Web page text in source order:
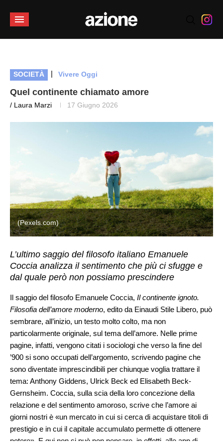
SOCIETÀ | Vivere Oggi
Quel continente chiamato amore
/ Laura Marzi 17 Giugno 2026
(Pexels.com)
L’ultimo saggio del filosofo italiano Emanuele
Coccia analizza il sentimento che più ci sfugge e
dal quale però non possiamo prescindere
Il saggio del filosofo Emanuele Coccia, Il continente ignoto.
Filosofia dell’amore moderno, edito da Einaudi Stile Libero, può
sembrare, all’inizio, un testo molto colto, ma non
particolarmente originale, sul tema dell’amore. Nelle prime
pagine, infatti, vengono citati i sociologi che verso la fine del
’900 si sono occupati dell’argomento, scrivendo pagine che
sono diventate imprescindibili per chiunque voglia trattare il
tema: Anthony Giddens, Ulrick Beck ed Elisabeth Beck-
Gernsheim. Coccia, sulla scia della loro concezione della
relazione e del sentimento amoroso, scrive che l’amore ai
giorni nostri è «un mercato in cui si cerca di acquistare titoli di
prestigio e in cui il capitale accumulato permette di ottenere
potere». E qui non si può non pensare, in effetti, alle app di